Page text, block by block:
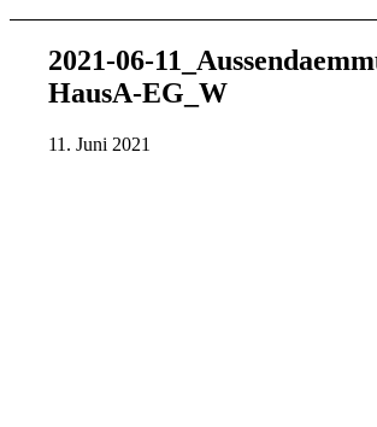
2021-06-
HausA-EG_W
11. Juni 2021